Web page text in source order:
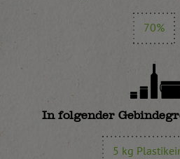
70%
In folgender
5 kg